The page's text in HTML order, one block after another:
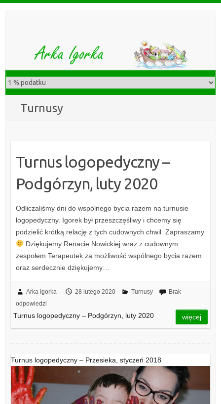
Turnusy
Turnus logopedyczny –
Podgórzyn, luty 2020
Odliczaliśmy dni do wspólnego bycia razem na turnusie
logopedyczny. Igorek był przeszczęśliwy i chcemy się
podzielić krótką relację z tych cudownych chwil. Zapraszamy
Dziękujemy Renacie Nowickiej wraz z cudownym
zespołem Terapeutek za możliwość wspólnego bycia razem
oraz serdecznie dziękujemy…
Arka Igorka 28 lutego 2020 Turnusy
Brak
odpowiedzi
Turnus logopedyczny – Podgórzyn, luty 2020 więcej
Turnus logopedyczny – Przesieka, styczeń 2018